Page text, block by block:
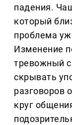
падения.
который
проблема
Изменение
тревожный
скрывать
разговоров
круг